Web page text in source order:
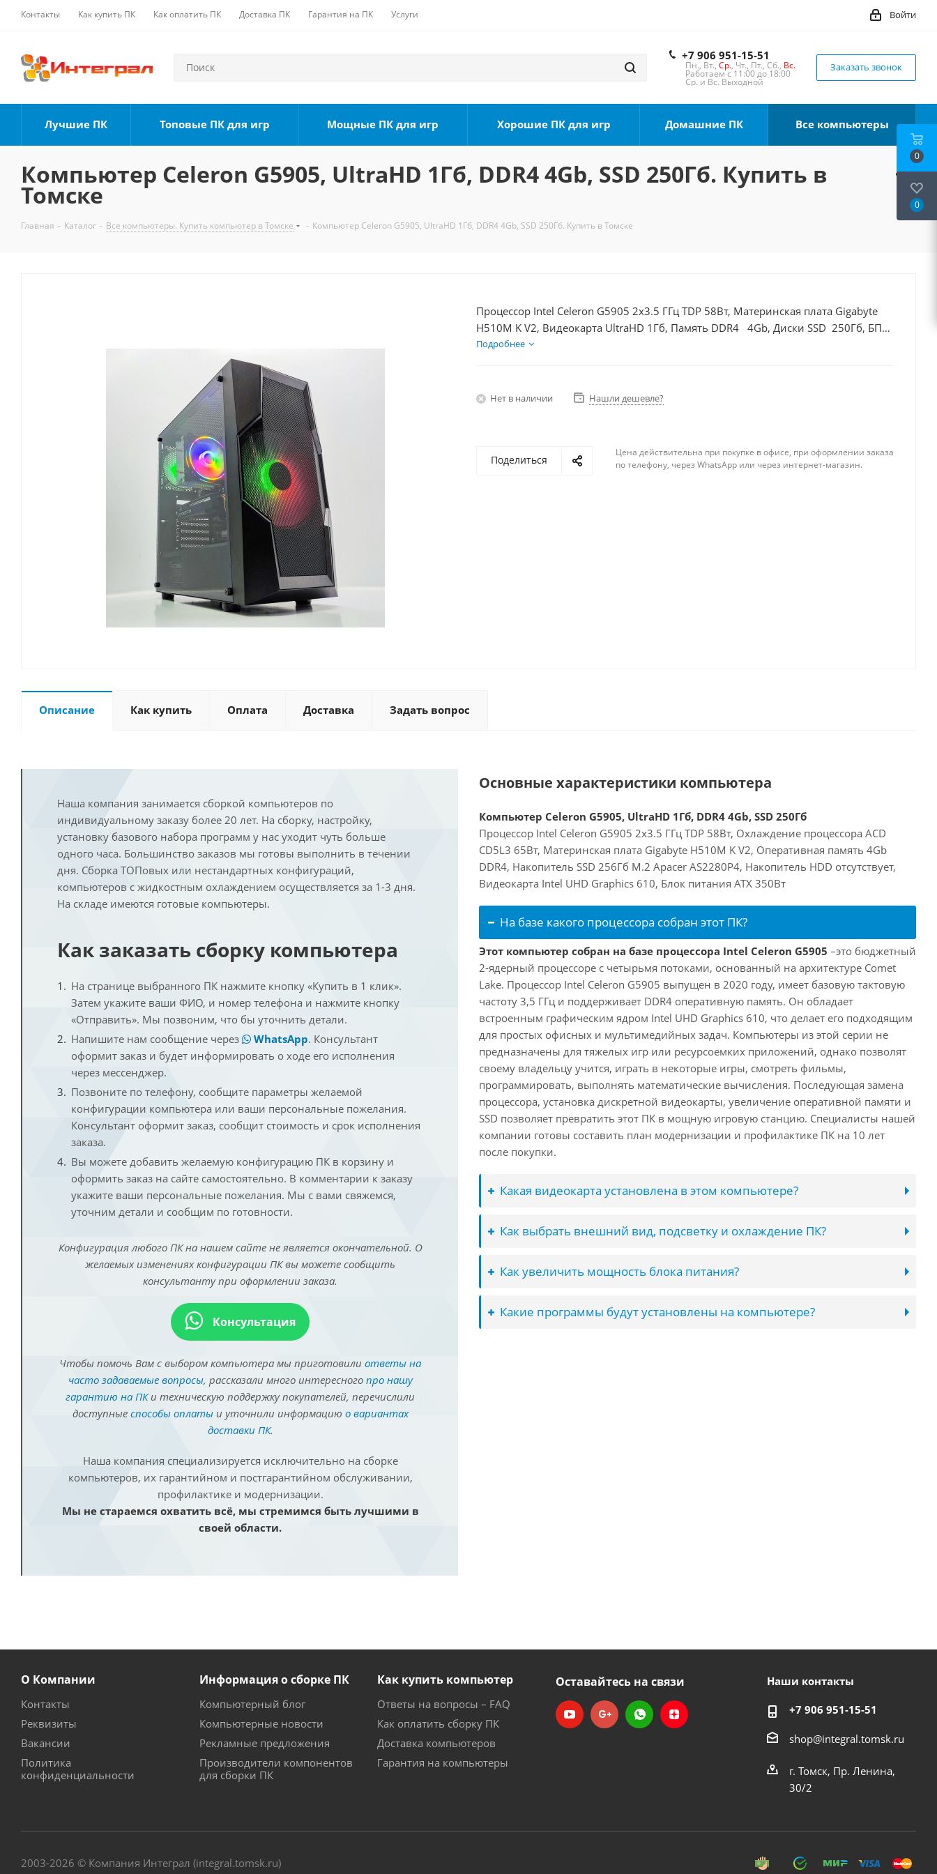
Контакты Как купить ПК Как оплатить ПК Доставка ПК Гарантия на ПК Услуги Войти
+7 906 951-15-51
Пн., Вт., Ср., Чт., Пт., Сб., Вс.
Работаем с 11:00 до 18:00
Ср. и Вс. Выходной
Заказать звонок
Лучшие ПК Топовые ПК для игр Мощные ПК для игр Хорошие ПК для игр Домашние ПК Все компьютеры
Компьютер Celeron G5905, UltraHD 1Гб, DDR4 4Gb, SSD 250Гб. Купить в
Томске
Главная - Каталог - Все компьютеры. Купить компьютер в Томске - Компьютер Celeron G5905, UltraHD 1Гб, DDR4 4Gb, SSD 250Гб. Купить в Томске
Процессор Intel Celeron G5905 2x3.5 ГГц TDP 58Вт, Материнская плата Gigabyte
H510M K V2, Видеокарта UltraHD 1Гб, Память DDR4 4Gb, Диски SSD 250Гб, БП
350Вт
Подробнее
Нет в наличии Нашли дешевле?
Поделиться
Цена действительна при покупке в офисе, при оформлении заказа
по телефону, через WhatsApp или через интернет-магазин.
Описание Как купить Оплата Доставка Задать вопрос
Наша компания занимается сборкой компьютеров по
индивидуальному заказу более 20 лет. На сборку, настройку,
установку базового набора программ у нас уходит чуть больше
одного часа. Большинство заказов мы готовы выполнить в течении
дня. Сборка ТОПовых или нестандартных конфигураций,
компьютеров с жидкостным охлаждением осуществляется за 1-3 дня.
На складе имеются готовые компьютеры.
Как заказать сборку компьютера
На странице выбранного ПК нажмите кнопку «Купить в 1 клик».
Затем укажите ваши ФИО, и номер телефона и нажмите кнопку
«Отправить». Мы позвоним, что бы уточнить детали.
Напишите нам сообщение через
WhatsApp. Консультант
оформит заказ и будет информировать о ходе его исполнения
через мессенджер.
Позвоните по телефону, сообщите параметры желаемой
конфигурации компьютера или ваши персональные пожелания.
Консультант оформит заказ, сообщит стоимость и срок исполнения
заказа.
Вы можете добавить желаемую конфигурацию ПК в корзину и
оформить заказ на сайте самостоятельно. В комментарии к заказу
укажите ваши персональные пожелания. Мы с вами свяжемся,
уточним детали и сообщим по готовности.
Конфигурация любого ПК на нашем сайте не является окончательной. О
желаемых изменениях конфигурации ПК вы можете сообщить
консультанту при оформлении заказа.
Консультация
Чтобы помочь Вам с выбором компьютера мы приготовили ответы на
часто задаваемые вопросы, рассказали много интересного про нашу
гарантию на ПКи техническую поддержку покупателей, перечислили
доступные способы оплатыи уточнили информацию о вариантах
доставки ПК.
Наша компания специализируется исключительно на сборке
компьютеров, их гарантийном и постгарантийном обслуживании,
профилактике и модернизации.
Мы не стараемся охватить всё, мы стремимся быть лучшими в
своей области.
Основные характеристики компьютера
Компьютер Celeron G5905, UltraHD 1Гб, DDR4 4Gb, SSD 250Гб
Процессор Intel Celeron G5905 2x3.5 ГГц TDP 58Вт, Охлаждение процессора ACD
CD5L3 65Вт, Материнская плата Gigabyte H510M K V2, Оперативная память 4Gb
DDR4, Накопитель SSD 256Гб M.2 Apacer AS2280P4, Накопитель HDD отсутствует,
Видеокарта Intel UHD Graphics 610, Блок питания ATX 350Вт
На базе какого процессора собран этот ПК?
Этот компьютер собран на базе процессора Intel Celeron G5905 –это бюджетный
2-ядерный процессоре с четырьмя потоками, основанный на архитектуре Comet
Lake. Процессор Intel Celeron G5905 выпущен в 2020 году, имеет базовую тактовую
частоту 3,5 ГГц и поддерживает DDR4 оперативную память. Он обладает
встроенным графическим ядром Intel UHD Graphics 610, что делает его подходящим
для простых офисных и мультимедийных задач. Компьютеры из этой серии не
предназначены для тяжелых игр или ресурсоемких приложений, однако позволят
своему владельцу учится, играть в некоторые игры, смотреть фильмы,
программировать, выполнять математические вычисления. Последующая замена
процессора, установка дискретной видеокарты, увеличение оперативной памяти и
SSD позволяет превратить этот ПК в мощную игровую станцию. Специалисты нашей
компании готовы составить план модернизации и профилактике ПК на 10 лет
после покупки.
Какая видеокарта установлена в этом компьютере?
Как выбрать внешний вид, подсветку и охлаждение ПК?
Как увеличить мощность блока питания?
Какие программы будут установлены на компьютере?
О Компании
Контакты
Реквизиты
Вакансии
Политика
конфиденциальности
Информация о сборке ПК
Компьютерный блог
Компьютерные новости
Рекламные предложения
Производители компонентов
для сборки ПК
Как купить компьютер
Ответы на вопросы – FAQ
Как оплатить сборку ПК
Доставка компьютеров
Гарантия на компьютеры
Оставайтесь на связи Наши контакты
+7 906 951-15-51
shop@integral.tomsk.ru
г. Томск, Пр. Ленина,
30/2
2003-2026 © Компания Интеграл (integral.tomsk.ru)
0
0